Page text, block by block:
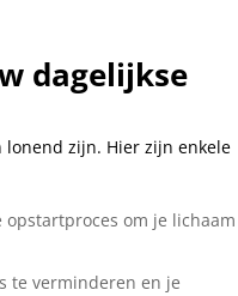
dagelijkse
zijn. Hier zijn enkele
om je lichaam
te verminderen en je